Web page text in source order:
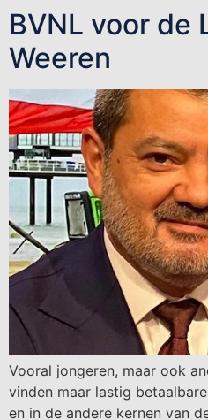
BVNL voor de
Weeren
Vooral jongeren, maar ook
vinden maar lastig
en in de andere kernen van